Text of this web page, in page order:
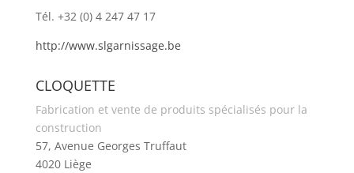
Tél. +32 (0) 4 247 47 17
http://www.slgarnissage.be
CLOQUETTE
Fabrication et vente de produits spécialisés pour la
construction
57, Avenue Georges Truffaut
4020 Liège